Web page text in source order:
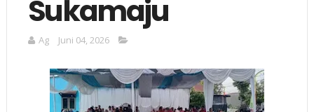
Sukamaju
Ag Juni 04, 2026